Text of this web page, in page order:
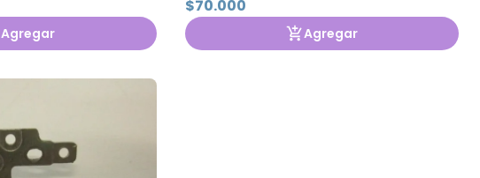
Agregar
$70.000
Agregar